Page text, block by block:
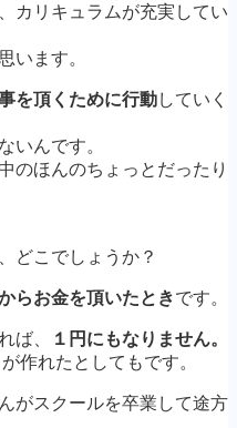
カリキュラムが充実してい
います。
を頂くために行動していく
いんです。
のほんのちょっとだったり
どこでしょうか？
らお金を頂いたときです。
ば、
１円にもなりません。
作れたとしてもです。
がスクールを卒業して途方